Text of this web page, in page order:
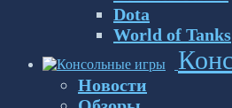
Dota
World of Tanks
Новости